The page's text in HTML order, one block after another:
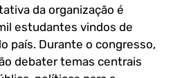
da organização é
estudantes vindos de
país. Durante o congresso,
debater temas centrais